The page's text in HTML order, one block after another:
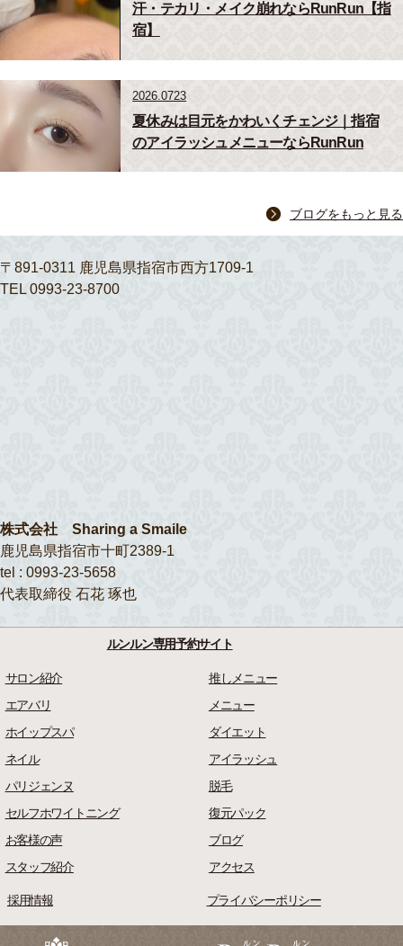
汗・テカリ・メイク崩れならRunRun【指
宿】
2026.0723
夏休みは目元をかわいくチェンジ｜指宿
のアイラッシュメニューならRunRun
ブログをもっと見る
〒891-0311 鹿児島県指宿市西方1709-1
TEL 0993-23-8700
株式会社 Sharing a Smaile
鹿児島県指宿市十町2389-1
tel : 0993-23-5658
代表取締役 石花 琢也
ルンルン専用予約サイト
サロン紹介
推しメニュー
エアバリ
メニュー
ホイップスパ
ダイエット
ネイル
アイラッシュ
パリジェンヌ
脱毛
セルフホワイトニング
復元パック
お客様の声
ブログ
スタッフ紹介
アクセス
採用情報 プライバシーポリシー